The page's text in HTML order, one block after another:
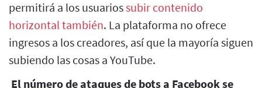
permitirá a los usuariossubir contenido
horizontal también. La plataforma no ofrece
ingresos a los creadores, así que la mayoría siguen
subiendo las cosas a YouTube.
El número de ataques de bots a Facebook se